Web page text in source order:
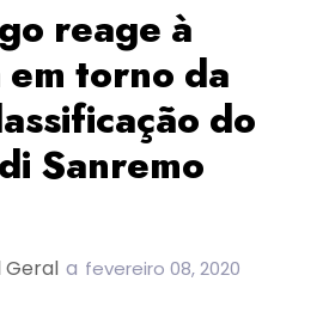
reage à
torno da
do
Sanremo
Geral a fevereiro 08, 2020